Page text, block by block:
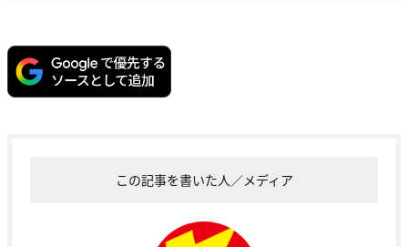
この記事を書いた人／メディア